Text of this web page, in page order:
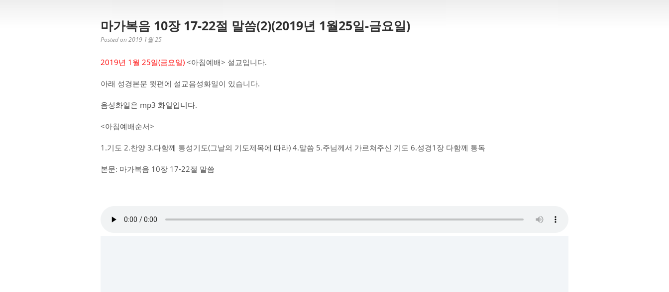
마가복음 10장 17-22절 말씀(2)(2019년 1월25일-금요일)
Posted on 2019 1월 25
2019년 1월 25일(금요일) <아침예배> 설교입니다.
아래 성경본문 윗편에 설교음성화일이 있습니다.
음성화일은 mp3 화일입니다.
<아침예배순서>
1.기도 2.찬양 3.다함께 통성기도(그날의 기도제목에 따라) 4.말씀 5.주님께서 가르쳐주신 기도 6.성경1장 다함께 통독
본문: 마가복음 10장 17-22절 말씀